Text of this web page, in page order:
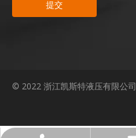
提交
© 2022 浙江凯斯特液压有限公司